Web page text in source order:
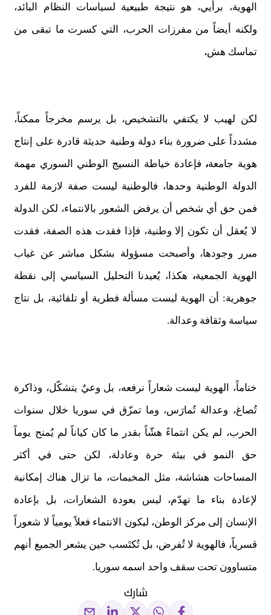
الهوية، برأيي، هو نتيجة طبيعية لسياسات النظام البائد،
ولكنه أيضاً من مفرزات الحرب، التي كسرت ما تبقى من
تماسك هش.
لكن لهيب لا يكتفي بالتشخيص، بل يرسم مخرجاً ممكناً،
مشدداً على ضرورة بناء دولة وطنية حديثة قادرة على إنتاج
هوية جامعة، فإعادة خياطة النسيج الوطني السوري مهمة
الدولة الوطنية وحدها، فالوطنية ليست صفة لازمة للفرد
فمن حق أي شخص أن يرفض الشعور بالانتماء، لكن الدولة
لا يُعقل أن تكون إلا وطنية، فإذا فقدت هذه الصفة، فقدت
مبرر وجودها، وأصبحت مسؤولة بشكل مباشر عن غياب
الهوية الجمعية، هكذا، يُعيدنا التحليل السياسي إلى نقطة
جوهرية: أن الهوية ليست مسألة فطرية أو تلقائية، بل نتاج
سياسة وثقافة وعدالة.
ختاماً، الهوية ليست شعاراً نرفعه، بل وعيٌ يتشكّل، وذاكرة
تُصاغ، وعدالة تُمارَس، وما تمزّق في سوريا خلال سنوات
الحرب، لم يكن انتماءً هشّاً بقدر ما كان كياناً لم يُمنح يوماً
حق النمو في بيئة حرة وعادلة، لكن حتى في أكثر
المساحات هشاشة، مثل المخيمات، ما تزال هناك إمكانية
لإعادة بناء ما تهدّم، ليس بعودة الشعارات، بل بإعادة
الإنسان إلى مركز الوطن، ليكون الانتماء فعلاً يومياً لا شعوراً
قسرياً، فالهوية لا تُفرض، بل تُكتَسب حين يشعر الجميع أنهم
متساوون تحت سقف واحد اسمه سوريا.
شارك